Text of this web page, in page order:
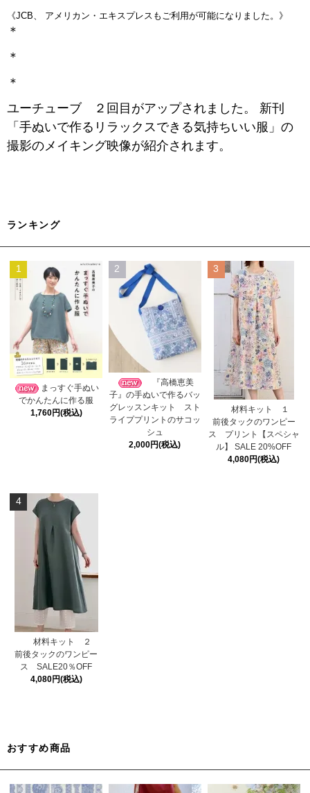
《JCB、 アメリカン・エキスプレスもご利用が可能になりました。》
＊
＊
＊
ユーチューブ ２回目がアップされました。 新刊
「手ぬいで作るリラックスできる気持ちいい服」の
撮影のメイキング映像が紹介されます。
ランキング
1
まっすぐ手ぬい
でかんたんに作る服
1,760円(税込)
2
『高橋恵美
子』の手ぬいで作るバッ
グレッスンキット スト
ライププリントのサコッ
シュ
2,000円(税込)
3
材料キット １
前後タックのワンピー
ス プリント【スペシャ
ル】 SALE 20%OFF
4,080円(税込)
4
材料キット ２
前後タックのワンピー
ス SALE20％OFF
4,080円(税込)
おすすめ商品